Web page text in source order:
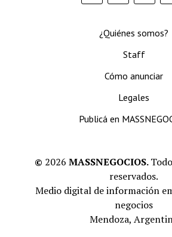
¿Quiénes somos?
Staff
Cómo anunciar
Legales
Publicá en
© 2026 MASSNEGOCIOS.
reservados.
Medio digital de información
negocios
Mendoza,